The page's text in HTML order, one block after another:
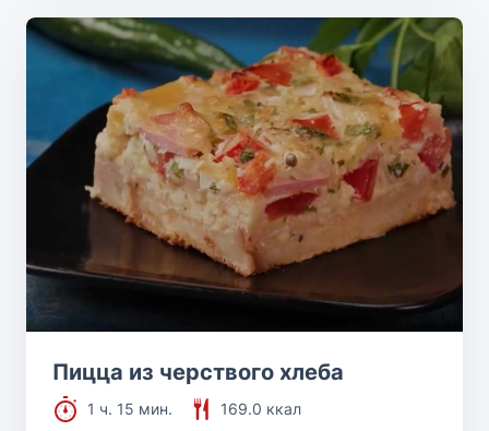
Пицца из черствого хлеба
1 ч. 15 мин. 169.0 ккал